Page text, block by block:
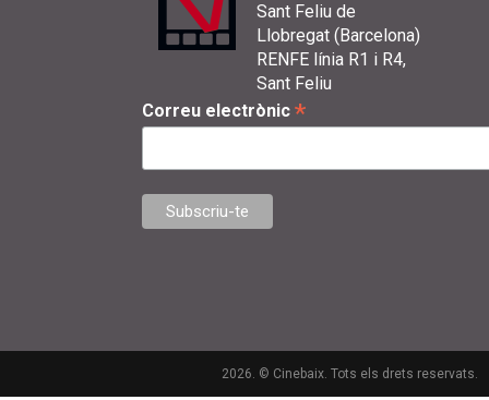
Sant Feliu de
Llobregat (Barcelona)
RENFE línia R1 i R4,
Sant Feliu
Correu electrònic *
2026. © Cinebaix. Tots els drets reservats.